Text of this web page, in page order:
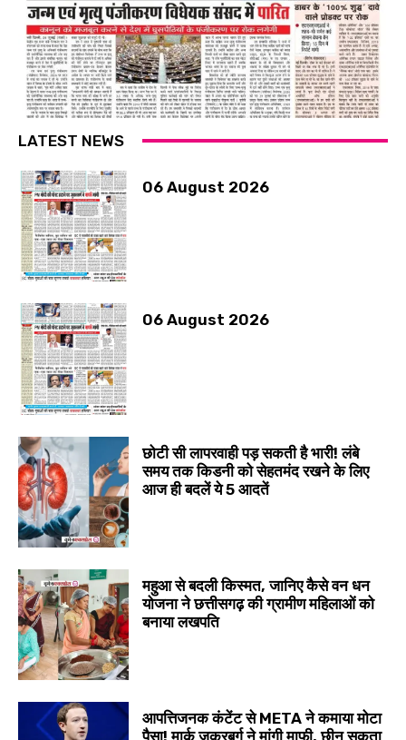
LATEST NEWS
06 August 2026
06 August 2026
छोटी सी लापरवाही पड़ सकती है भारी! लंबे
समय तक किडनी को सेहतमंद रखने के लिए
आज ही बदलें ये 5 आदतें
महुआ से बदली किस्मत, जानिए कैसे वन धन
योजना ने छत्तीसगढ़ की ग्रामीण महिलाओं को
बनाया लखपति
आपत्तिजनक कंटेंट से META ने कमाया मोटा